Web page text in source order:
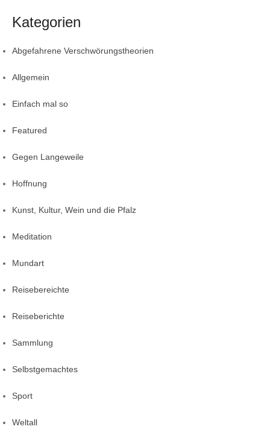
Kategorien
Abgefahrene Verschwörungstheorien
Allgemein
Einfach mal so
Featured
Gegen Langeweile
Hoffnung
Kunst, Kultur, Wein und die Pfalz
Meditation
Mundart
Reisebereichte
Reiseberichte
Sammlung
Selbstgemachtes
Sport
Weltall